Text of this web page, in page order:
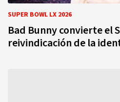
SUPER BOWL LX 2026
Bad Bunny convierte el
reivindicación de la